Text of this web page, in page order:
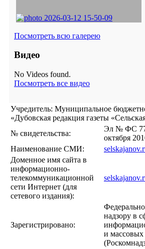
Посмотреть всю галерею
Видео
No Videos found.
Посмотреть все видео
Учредитель: Муниципальное
«Дубовская редакция газеты
№ свидетельства:
Эл № ФС
октября
Наименование СМИ:
Доменное имя сайта в
информационно-
телекоммуникационной
сети Интернет (для
сетевого издания):
Зарегистрировано:
надзору в
и